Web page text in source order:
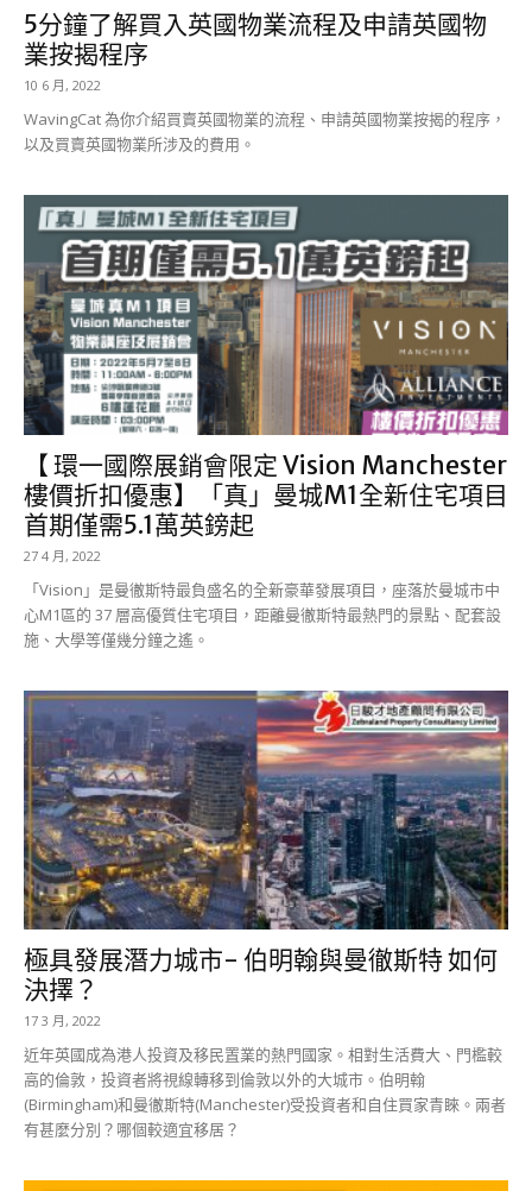
5分鐘了解買入英國物業流程及申請英國物
業按揭程序
10 6 月, 2022
WavingCat 為你介紹買賣英國物業的流程、申請英國物業按揭的程序，
以及買賣英國物業所涉及的費用。
【 環一國際展銷會限定 Vision Manchester
樓價折扣優惠】「真」曼城M1全新住宅項目
首期僅需5.1萬英鎊起
27 4 月, 2022
「Vision」是曼徹斯特最負盛名的全新豪華發展項目，座落於曼城市中
心M1區的 37 層高優質住宅項目，距離曼徹斯特最熱門的景點、配套設
施、大學等僅幾分鐘之遙。
極具發展潛力城市- 伯明翰與曼徹斯特 如何
決擇？
17 3 月, 2022
近年英國成為港人投資及移民置業的熱門國家。相對生活費大、門檻較
高的倫敦，投資者將視線轉移到倫敦以外的大城市。伯明翰
(Birmingham)和曼徹斯特(Manchester)受投資者和自住買家青睞。兩者
有甚麼分別？哪個較適宜移居？